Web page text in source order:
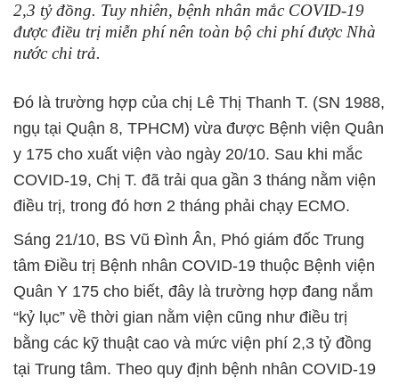
2,3 tỷ đồng. Tuy nhiên, bệnh nhân mắc COVID-19
được điều trị miễn phí nên toàn bộ chi phí được Nhà
nước chi trả.
Đó là trường hợp của chị Lê Thị Thanh T. (SN 1988,
ngụ tại Quận 8, TPHCM) vừa được Bệnh viện Quân
y 175 cho xuất viện vào ngày 20/10. Sau khi mắc
COVID-19, Chị T. đã trải qua gần 3 tháng nằm viện
điều trị, trong đó hơn 2 tháng phải chạy ECMO.
Sáng 21/10, BS Vũ Đình Ân, Phó giám đốc Trung
tâm Điều trị Bệnh nhân COVID-19 thuộc Bệnh viện
Quân Y 175 cho biết, đây là trường hợp đang nắm
“kỷ lục” về thời gian nằm viện cũng như điều trị
bằng các kỹ thuật cao và mức viện phí 2,3 tỷ đồng
tại Trung tâm. Theo quy định bệnh nhân COVID-19